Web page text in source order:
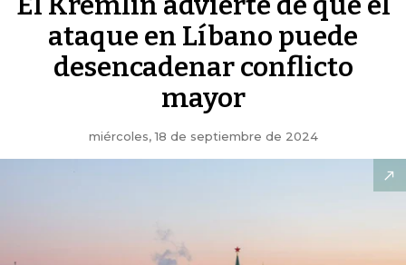
ataque en Líbano puede
desencadenar conflicto
mayor
miércoles, 18 de septiembre de 2024